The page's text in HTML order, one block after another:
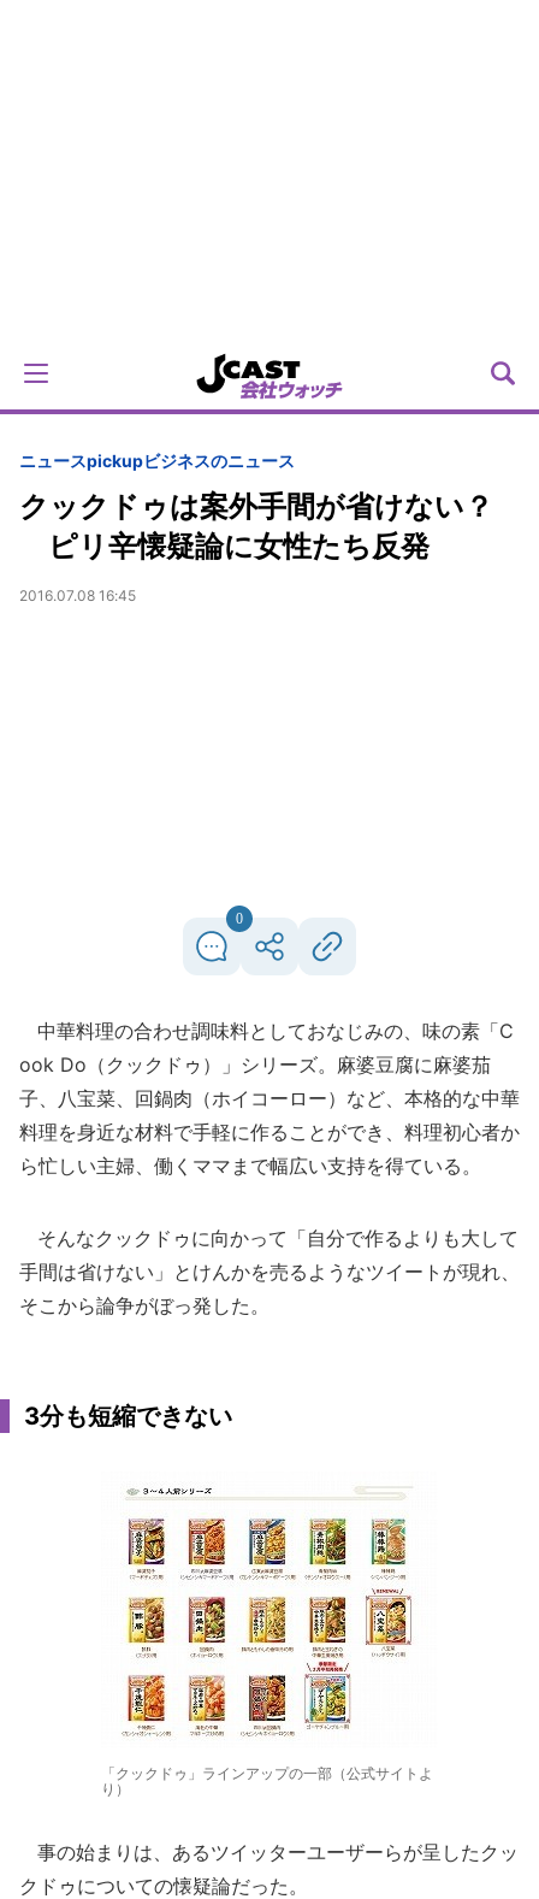
ニュースpickupビジネスのニュース
クックドゥは案外手間が省けない？
ピリ辛懐疑論に女性たち反発
2016.07.08 16:45
0
中華料理の合わせ調味料としておなじみの、味の素「C
ook Do（クックドゥ）」シリーズ。麻婆豆腐に麻婆茄
子、八宝菜、回鍋肉（ホイコーロー）など、本格的な中華
料理を身近な材料で手軽に作ることができ、料理初心者か
ら忙しい主婦、働くママまで幅広い支持を得ている。
そんなクックドゥに向かって「自分で作るよりも大して
手間は省けない」とけんかを売るようなツイートが現れ、
そこから論争がぼっ発した。
3分も短縮できない
「クックドゥ」ラインアップの一部（公式サイトよ
り）
事の始まりは、あるツイッターユーザーらが呈したクッ
クドゥについての懐疑論だった。